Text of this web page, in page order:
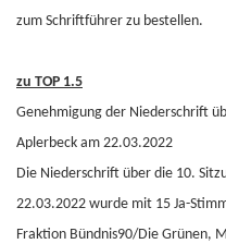
zum Schriftführer zu bestellen.
zu TOP 1.5
Genehmigung der Niederschrift
Aplerbeck am 22.03.2022
Die Niederschrift über die 10.
22.03.2022 wurde mit 15 Ja-
Fraktion Bündnis90/Die Grünen,